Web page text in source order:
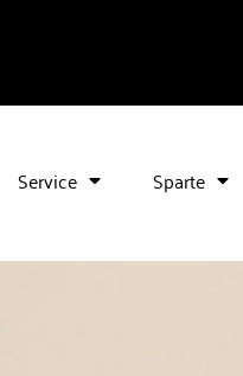
Service Sparte